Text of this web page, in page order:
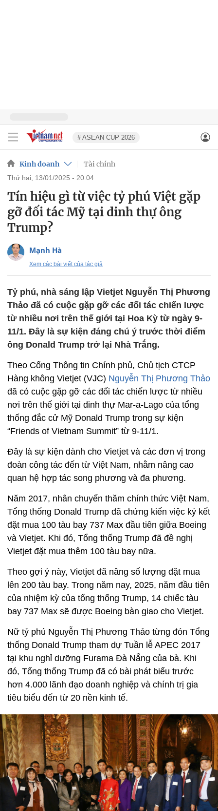
# ASEAN CUP 2026
Kinh doanh Tài chính
thứ hai, 13/01/2025 - 20:04
Tín hiệu gì từ việc tỷ phú Việt gặp
gỡ đối tác Mỹ tại dinh thự ông
Trump?
Mạnh Hà
Xem các bài viết của tác giả
Tỷ phú, nhà sáng lập Vietjet Nguyễn Thị Phương
Thảo đã có cuộc gặp gỡ các đối tác chiến lược
từ nhiều nơi trên thế giới tại Hoa Kỳ từ ngày 9-
11/1. Đây là sự kiện đáng chú ý trước thời điểm
ông Donald Trump trở lại Nhà Trắng.
Theo Cổng Thông tin Chính phủ, Chủ tịch CTCP
Hàng không Vietjet (VJC) Nguyễn Thị Phương Thảo
đã có cuộc gặp gỡ các đối tác chiến lược từ nhiều
nơi trên thế giới tại dinh thự Mar-a-Lago của tổng
thống đắc cử Mỹ Donald Trump trong sự kiện
“Friends of Vietnam Summit” từ 9-11/1.
Đây là sự kiện dành cho Vietjet và các đơn vị trong
đoàn công tác đến từ Việt Nam, nhằm nâng cao
quan hệ hợp tác song phương và đa phương.
Năm 2017, nhân chuyến thăm chính thức Việt Nam,
Tổng thống Donald Trump đã chứng kiến việc ký kết
đặt mua 100 tàu bay 737 Max đầu tiên giữa Boeing
và Vietjet. Khi đó, Tổng thống Trump đã đề nghị
Vietjet đặt mua thêm 100 tàu bay nữa.
Theo gợi ý này, Vietjet đã nâng số lượng đặt mua
lên 200 tàu bay. Trong năm nay, 2025, năm đầu tiên
của nhiệm kỳ của tổng thống Trump, 14 chiếc tàu
bay 737 Max sẽ được Boeing bàn giao cho Vietjet.
Nữ tỷ phú Nguyễn Thị Phương Thảo từng đón Tổng
thống Donald Trump tham dự Tuần lễ APEC 2017
tại khu nghỉ dưỡng Furama Đà Nẵng của bà. Khi
đó, Tổng thống Trump đã có bài phát biểu trước
hơn 4.000 lãnh đạo doanh nghiệp và chính trị gia
tiêu biểu đến từ 20 nền kinh tế.